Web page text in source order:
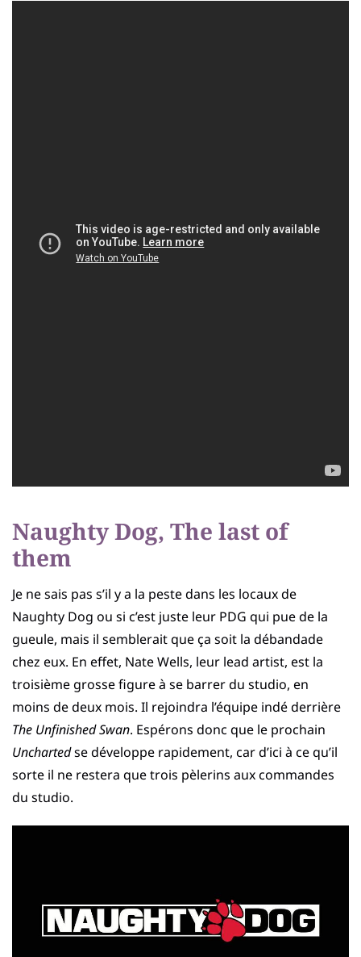
Naughty Dog, The last of
them
Je ne sais pas s’il y a la peste dans les locaux de
Naughty Dog ou si c’est juste leur PDG qui pue de la
gueule, mais il semblerait que ça soit la débandade
chez eux. En effet, Nate Wells, leur lead artist, est la
troisième grosse figure à se barrer du studio, en
moins de deux mois. Il rejoindra l’équipe indé derrière
The Unfinished Swan. Espérons donc que le prochain
Unchartedse développe rapidement, car d’ici à ce qu’il
sorte il ne restera que trois pèlerins aux commandes
du studio.